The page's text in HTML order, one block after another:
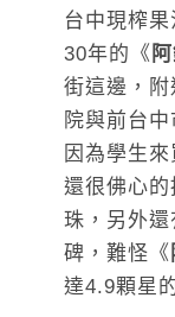
台中現榨
30年的《
街這邊，
院與前台
因為學生
還很佛心
珠，另外還
碑，難怪《
達4.9顆星